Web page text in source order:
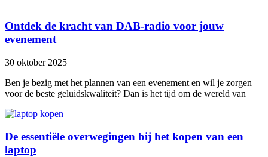
Ontdek de kracht van DAB-radio voor jouw
evenement
30 oktober 2025
Ben je bezig met het plannen van een evenement en wil je zorgen
voor de beste geluidskwaliteit? Dan is het tijd om de wereld van
De essentiële overwegingen bij het kopen van een
laptop